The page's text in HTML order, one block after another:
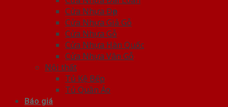
Cửa Nhựa Đẹp
Cửa Nhựa Giả Gỗ
Cửa Nhựa Gỗ
Cửa Nhựa Hàn Quốc
Cửa Nhựa Vân Gỗ
Nội thất
Tủ Kệ Bếp
Tủ Quần Áo
Báo giá